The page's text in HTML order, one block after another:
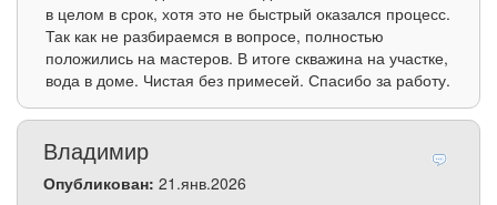
в целом в срок, хотя это не быстрый оказался процесс.
Так как не разбираемся в вопросе, полностью
положились на мастеров. В итоге скважина на участке,
вода в доме. Чистая без примесей. Спасибо за работу.
Владимир
Опубликован: 21.янв.2026